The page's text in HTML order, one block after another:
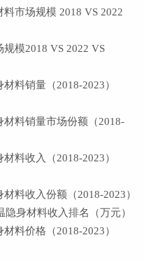
市场规模 2018 VS 2022
模2018 VS 2022 VS
料销量（2018-2023）
料销量市场份额（2018-
料收入（2018-2023）
料收入份额（2018-2023）
身材料收入排名（万元）
料价格（2018-2023）